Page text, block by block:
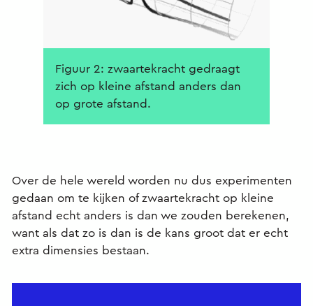
Figuur 2: zwaartekracht gedraagt
zich op kleine afstand anders dan
op grote afstand.
Over de hele wereld worden nu dus experimenten
gedaan om te kijken of zwaartekracht op kleine
afstand echt anders is dan we zouden berekenen,
want als dat zo is dan is de kans groot dat er echt
extra dimensies bestaan.